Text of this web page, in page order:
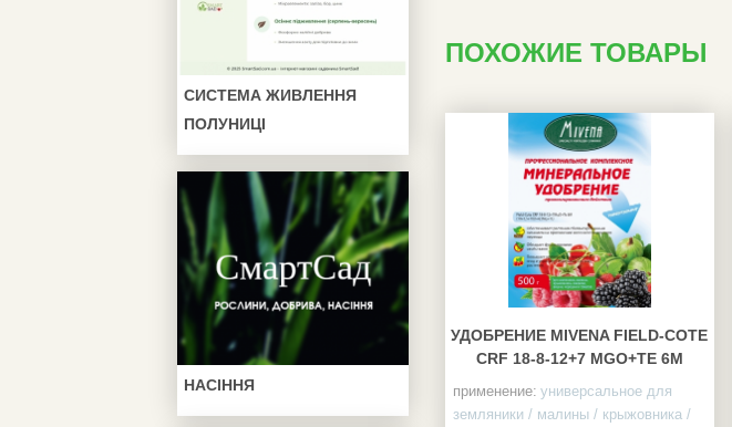
СИСТЕМА ЖИВЛЕННЯ
ПОЛУНИЦІ
НАСІННЯ
ПОХОЖИЕ ТОВАРЫ
УДОБРЕНИЕ MIVENA FIELD-COTE
CRF 18-8-12+7 MGO+TE 6M
применение: универсальное для
земляники / малины / крыжовника /